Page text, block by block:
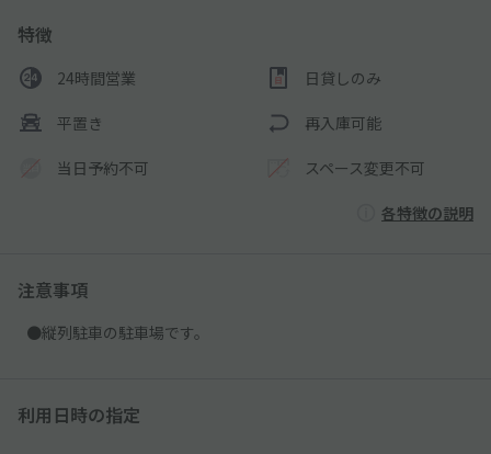
特徴
24時間営業 日貸しのみ
平置き 再入庫可能
当日予約不可 スペース変更不可
各特徴の説明
注意事項
●縦列駐車の駐車場です。
利用日時の指定